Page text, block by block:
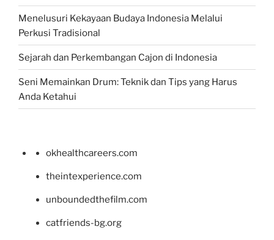
Menelusuri Kekayaan Budaya Indonesia Melalui
Perkusi Tradisional
Sejarah dan Perkembangan Cajon di Indonesia
Seni Memainkan Drum: Teknik dan Tips yang Harus
Anda Ketahui
okhealthcareers.com
theintexperience.com
unboundedthefilm.com
catfriends-bg.org